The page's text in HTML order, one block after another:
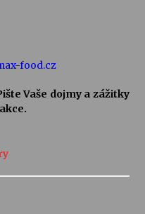
food.cz
Vaše dojmy a zážitky